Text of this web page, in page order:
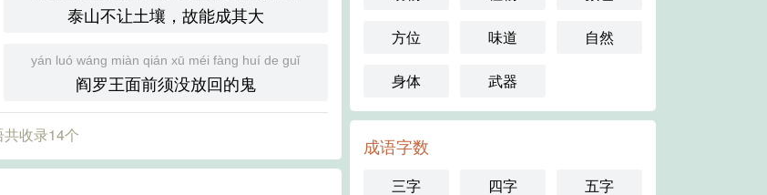
泰山不让土壤，故能成其大
yán luó wáng miàn qián xū méi fàng huí de guǐ
阎罗王面前须没放回的鬼
收录14个
方位 味道 自然
身体 武器
成语字数
三字 四字 五字